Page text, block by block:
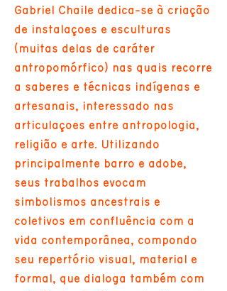
Gabriel Chaile dedica-se à criação
de instalações e esculturas
(muitas delas de caráter
antropomórfico) nas quais recorre
a saberes e técnicas indígenas e
artesanais, interessado nas
articulações entre antropologia,
religião e arte. Utilizando
principalmente barro e adobe,
seus trabalhos evocam
simbolismos ancestrais e
coletivos em confluência com a
vida contemporânea, compondo
seu repertório visual, material e
formal, que dialoga também com